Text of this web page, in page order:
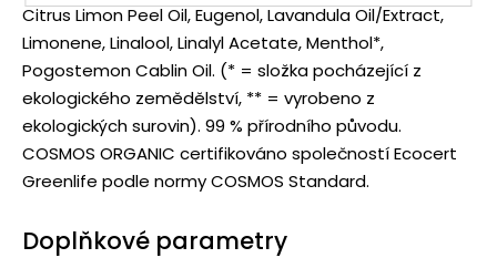
Citrus Limon Peel Oil, Eugenol, Lavandula Oil/Extract,
Limonene, Linalool, Linalyl Acetate, Menthol*,
Pogostemon Cablin Oil. (* = složka pocházející z
ekologického zemědělství, ** = vyrobeno z
ekologických surovin). 99 % přírodního původu.
COSMOS ORGANIC certifikováno společností Ecocert
Greenlife podle normy COSMOS Standard.
Doplňkové parametry